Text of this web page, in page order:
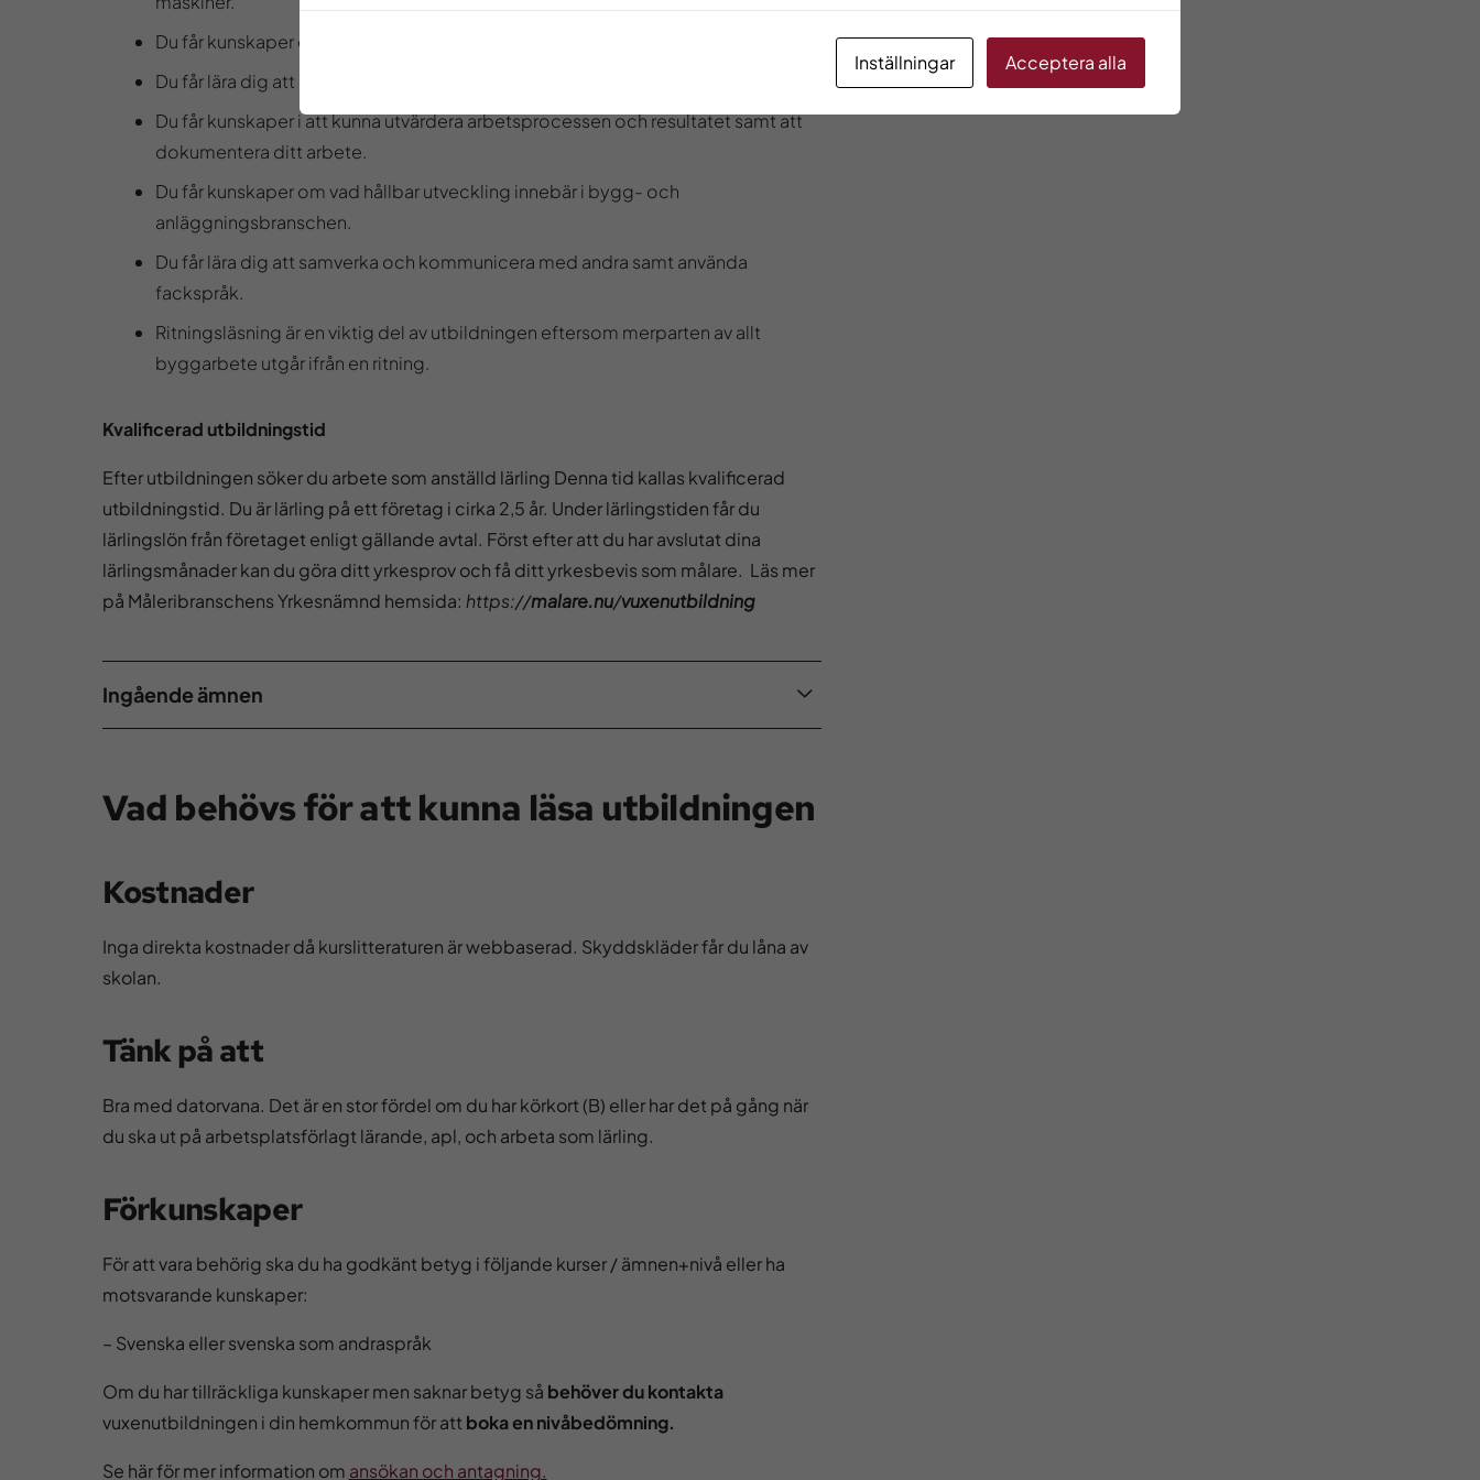
Du får kunskaper om lagar, regler och andra bestämmelser inom yrkesområdet.
Du får lära dig att göra riskbedömningar.
Du får kunskaper i att kunna utvärdera arbetsprocessen och resultatet samt att
dokumentera ditt arbete.
Du får kunskaper om vad hållbar utveckling innebär i bygg- och
anläggningsbranschen.
Du får lära dig att samverka och kommunicera med andra samt använda
fackspråk.
Ritningsläsning är en viktig del av utbildningen eftersom merparten av allt
byggarbete utgår ifrån en ritning.
Kvalificerad utbildningstid
Efter utbildningen söker du arbete som anställd lärling Denna tid kallas kvalificerad
utbildningstid. Du är lärling på ett företag i cirka 2,5 år. Under lärlingstiden får du
lärlingslön från företaget enligt gällande avtal. Först efter att du har avslutat dina
lärlingsmånader kan du göra ditt yrkesprov och få ditt yrkesbevis som målare. Läs mer
på Måleribranschens Yrkesnämnd hemsida: https://malare.nu/vuxenutbildning
Ingående ämnen
Vad behövs för att kunna läsa utbildningen
Kostnader
Inga direkta kostnader då kurslitteraturen är webbaserad. Skyddskläder får du låna av
skolan.
Tänk på att
Bra med datorvana. Det är en stor fördel om du har körkort (B) eller har det på gång när
du ska ut på arbetsplatsförlagt lärande, apl, och arbeta som lärling.
Förkunskaper
För att vara behörig ska du ha godkänt betyg i följande kurser / ämnen+nivå eller ha
motsvarande kunskaper:
– Svenska eller svenska som andraspråk
Om du har tillräckliga kunskaper men saknar betyg så behöver du kontakta
vuxenutbildningen i din hemkommun för att boka en nivåbedömning.
Se här för mer information om ansökan och antagning.
Inställningar Acceptera alla